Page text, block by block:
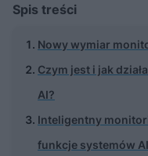
Spis treści
Nowy wymiar
Czym jest i jak
AI?
Inteligentny
funkcje systemów AI